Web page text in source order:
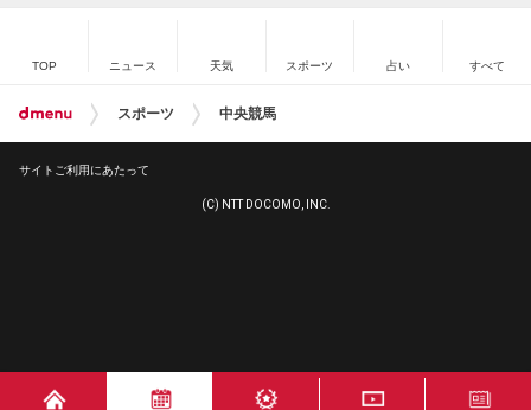
TOP ニュース 天気 スポーツ 占い すべて
スポーツ 中央競馬
サイトご利用にあたって
(C) NTT DOCOMO, INC.